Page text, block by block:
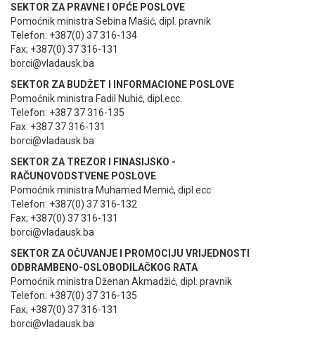
SEKTOR ZA PRAVNE I OPĆE POSLOVE
Pomoćnik ministra Sebina Mašić, dipl. pravnik
Telefon: +387(0) 37 316-134
Fax; +387(0) 37 316-131
borci@vladausk.ba
SEKTOR ZA BUDŽET I INFORMACIONE POSLOVE
Pomoćnik ministra Fadil Nuhić, dipl.ecc.
Telefon: +387 37 316-135
Fax: +387 37 316-131
borci@vladausk.ba
SEKTOR ZA TREZOR I FINASIJSKO -
RAČUNOVODSTVENE POSLOVE
Pomoćnik ministra Muhamed Memić, dipl.ecc
Telefon: +387(0) 37 316-132
Fax; +387(0) 37 316-131
borci@vladausk.ba
SEKTOR ZA OČUVANJE I PROMOCIJU VRIJEDNOSTI
ODBRAMBENO-OSLOBODILAČKOG RATA
Pomoćnik ministra Dženan Akmadžić, dipl. pravnik
Telefon: +387(0) 37 316-135
Fax; +387(0) 37 316-131
borci@vladausk.ba